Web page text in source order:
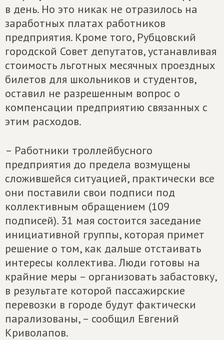
в день. Но это никак не отразилось на
заработных платах работников
предприятия. Кроме того, Рубцовский
городской Совет депутатов, устанавливая
стоимость льготных месячных проездных
билетов для школьников и студентов,
оставил не разрешенным вопрос о
компенсации предприятию связанных с
этим расходов.
– Работники троллейбусного
предприятия до предела возмущены
сложившейся ситуацией, практически все
они поставили свои подписи под
коллективным обращением (109
подписей). 31 мая состоится заседание
инициативной группы, которая примет
решение о том, как дальше отстаивать
интересы коллектива. Люди готовы на
крайние меры – организовать забастовку,
в результате которой пассажирские
перевозки в городе будут фактически
парализованы, – сообщил Евгений
Криволапов.